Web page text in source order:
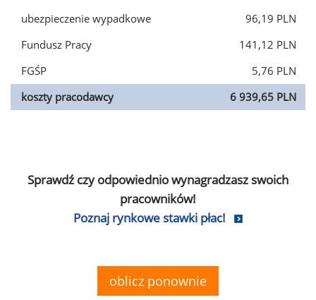
ubezpieczenie wypadkowe
96,19 PLN
Fundusz Pracy
141,12 PLN
FGŚP
5,76 PLN
koszty pracodawcy
6 939,65 PLN
Sprawdź czy odpowiednio wynagradzasz swoich
pracowników!
Poznaj rynkowe stawki płac!
oblicz ponownie